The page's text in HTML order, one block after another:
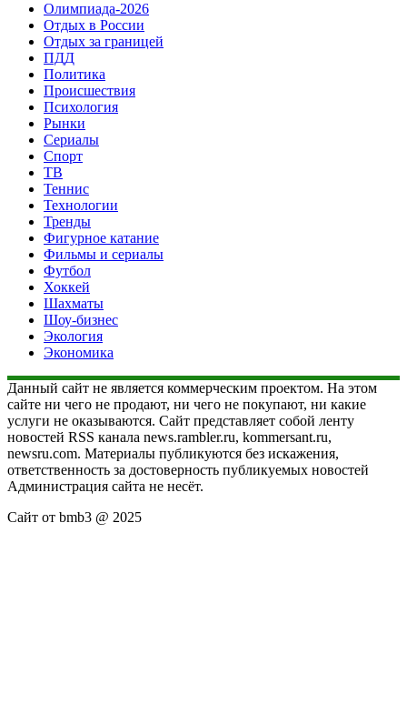
Олимпиада-2026
Отдых в России
Отдых за границей
ПДД
Политика
Происшествия
Психология
Рынки
Сериалы
Спорт
ТВ
Теннис
Технологии
Тренды
Фигурное катание
Фильмы и сериалы
Футбол
Хоккей
Шахматы
Шоу-бизнес
Экология
Экономика
Данный сайт не является коммерческим проектом. На этом
сайте ни чего не продают, ни чего не покупают, ни какие
услуги не оказываются. Сайт представляет собой ленту
новостей RSS канала news.rambler.ru, kommersant.ru,
newsru.com. Материалы публикуются без искажения,
ответственность за достоверность публикуемых новостей
Администрация сайта не несёт.
Сайт от bmb3 @ 2025